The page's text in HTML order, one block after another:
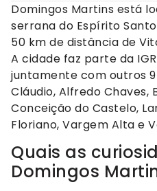
Domingos Martins está
serrana do Espírito
50 km de distância de
A cidade faz parte da
juntamente com outros
Cláudio, Alfredo Chaves,
Conceição do Castelo,
Floriano, Vargem Alta e
Quais as
Domingos